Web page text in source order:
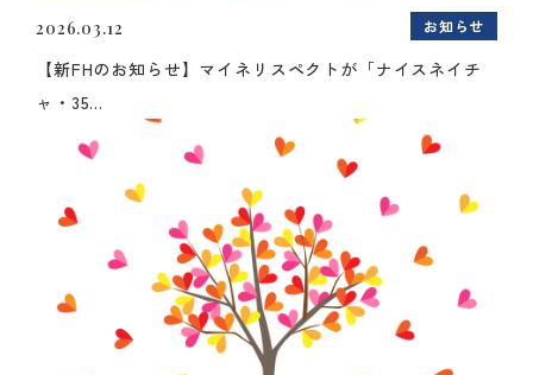
2026.03.12 お知らせ
【新FHのお知らせ】マイネリスペクトが「ナイスネイチ
ャ・35...